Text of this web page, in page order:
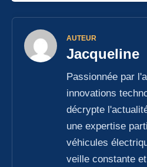
AUTEUR
Jacqueline
Passionnée par
innovations
décrypte
une expertise
véhicules
veille constante